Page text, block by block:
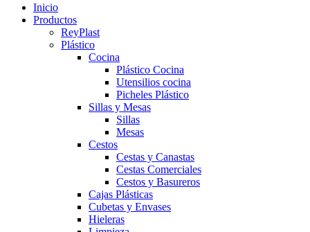
Inicio
Productos
ReyPlast
Plástico
Cocina
Plástico Cocina
Utensilios cocina
Picheles Plástico
Sillas y Mesas
Sillas
Mesas
Cestos
Cestas y Canastas
Cestas Comerciales
Cestos y Basureros
Cajas Plásticas
Cubetas y Envases
Hieleras